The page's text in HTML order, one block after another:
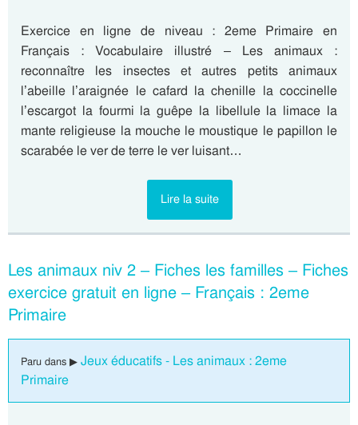
Exercice en ligne de niveau : 2eme Primaire en
Français : Vocabulaire illustré – Les animaux :
reconnaître les insectes et autres petits animaux
l’abeille l’araignée le cafard la chenille la coccinelle
l’escargot la fourmi la guêpe la libellule la limace la
mante religieuse la mouche le moustique le papillon le
scarabée le ver de terre le ver luisant…
Lire la suite
Les animaux niv 2 – Fiches les familles – Fiches
exercice gratuit en ligne – Français : 2eme
Primaire
Paru dans ▶ Jeux éducatifs - Les animaux : 2eme
Primaire